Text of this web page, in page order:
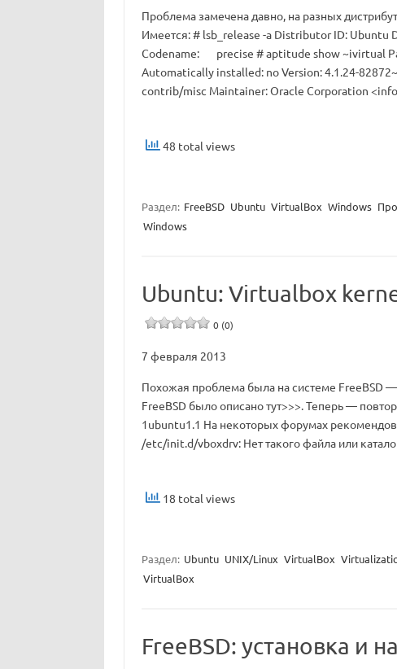
Проблема замечена давно, на разных
Имеется: # lsb_release -a Distributor ID:
Codename: precise # aptitude show ~ivirtual
Automatically installed: no Version: 4.1.24-
contrib/misc Maintainer: Oracle Corporation <
48 total views
Раздел: FreeBSD Ubuntu VirtualBox Windows
Windows
Ubuntu: Virtualbox
0 (0)
7 февраля 2013
Похожая проблема была на системе FreeBSD
FreeBSD было описано тут>>>. Теперь —
1ubuntu1.1 На некоторых форумах
/etc/init.d/vboxdrv: Нет такого файла или
18 total views
Раздел: Ubuntu UNIX/Linux VirtualBox
VirtualBox
FreeBSD: установка и